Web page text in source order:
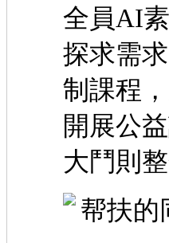
全員AI
探求需
制課程
開展公
大鬥則